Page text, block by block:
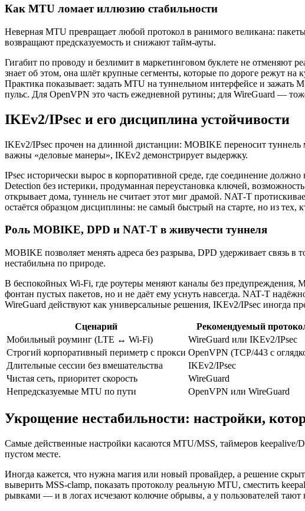
Как MTU ломает иллюзию стабильности
Неверная MTU превращает любой протокол в ранимого великанa:
возвращают предсказуемость и снижают тайм‑ауты.
Гигабит по проводу и безлимит в маркетинговом буклете не отменяют
знает об этом, она шлёт крупные сегменты, которые по дороге режут на
Практика показывает: задать MTU на туннельном интерфейсе и зажать
пульс. Для OpenVPN это часть ежедневной рутины; для WireGuard —
IKEv2/IPsec и его дисциплина устойчивости
IKEv2/IPsec прочен на длинной дистанции: MOBIKE переносит
важны «деловые манеры», IKEv2 демонстрирует выдержку.
IPsec исторически вырос в корпоративной среде, где соединение
Detection без истерики, продуманная переустановка ключей,
открывает дома, туннель не считает этот миг драмой. NAT‑T
остаётся образцом дисциплины: не самый быстрый на старте, но из тех,
Роль MOBIKE, DPD и NAT‑T в живучести туннеля
MOBIKE позволяет менять адреса без разрыва, DPD удерживает связь
нестабильна по природе.
В беспокойных Wi‑Fi, где роутеры меняют каналы без
фонтан пустых пакетов, но и не даёт ему уснуть навсегда. NAT‑T
WireGuard действуют как универсальные решения, IKEv2/IPsec иногда
Сценарий Рекомендуемый
Мобильный роуминг (LTE ↔ Wi‑Fi)
WireGuard или IKEv2/IPsec
Строгий корпоративный периметр с прокси OpenVPN (TCP/443 с
Длительные сессии без вмешательства
IKEv2/IPsec
Чистая сеть, приоритет скорость
WireGuard
Непредсказуемые MTU по пути
OpenVPN или WireGuard
Укрощение нестабильности: настройки,
Самые действенные настройки касаются MTU/MSS, таймеров keepalive/
пустом месте.
Иногда кажется, что нужна магия или новый провайдер, а решение
выверить MSS‑clamp, показать протоколу реальную MTU, сместить
рывками — и в логах исчезают колючие обрывы, а у пользователей